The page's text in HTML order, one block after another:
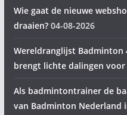
Wie gaat de nieuwe
draaien? 04-08-2026
Wereldranglijst Badminton
brengt lichte dalingen
Als badmintontrainer de
van Badminton Nederland